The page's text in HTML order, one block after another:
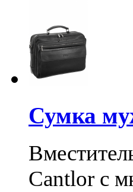
Сумка
Cantlor с